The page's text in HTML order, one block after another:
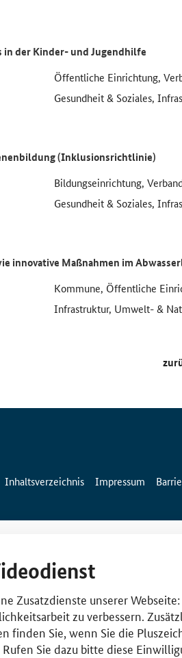
in der Kinder- und Jugendhilfe
Öffentliche Einrichtung,
Gesundheit & Soziales,
(Inklusionsrichtlinie)
Bildungseinrichtung,
Gesundheit & Soziales,
innovative Maßnahmen im
Kommune, Öffentliche
Infrastruktur, Umwelt- &
Inhaltsverzeichnis Impressum
Zusatzdienste unserer
zu verbessern.
Sie, wenn Sie die
Sie dazu bitte diese